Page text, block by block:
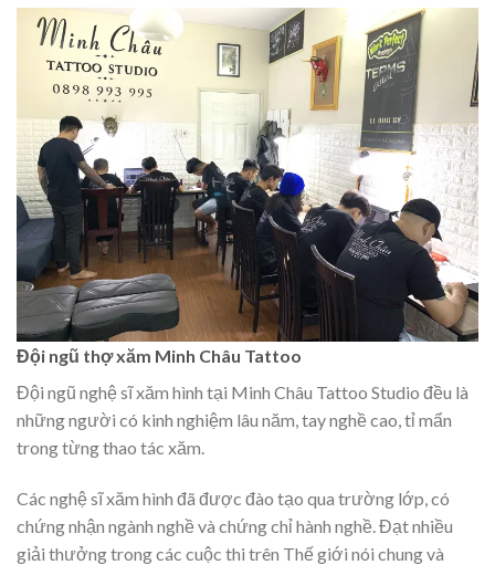
Đội ngũ thợ xăm Minh Châu Tattoo
Đội ngũ nghệ sĩ xăm hình tại Minh Châu Tattoo Studio đều là
những người có kinh nghiệm lâu năm, tay nghề cao, tỉ mẩn
trong từng thao tác xăm.
Các nghệ sĩ xăm hình đã được đào tạo qua trường lớp, có
chứng nhận ngành nghề và chứng chỉ hành nghề. Đạt nhiều
giải thưởng trong các cuộc thi trên Thế giới nói chung và